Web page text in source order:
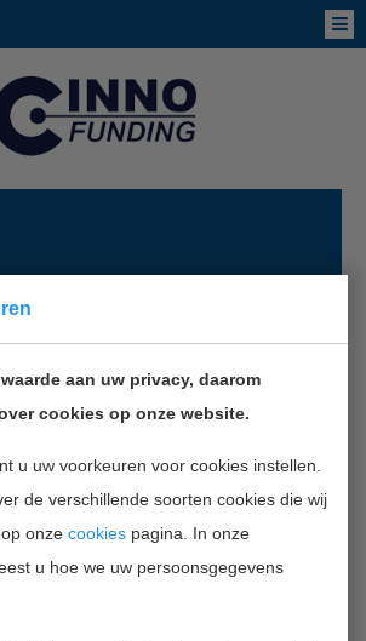
aan uw privacy, daarom
cookies op onze website.
u uw voorkeuren voor cookies instellen.
de verschillende soorten cookies die wij
onze cookies pagina. In onze
u hoe we uw persoonsgegevens
GROENE
IN RACE 500.000
OVERZICHT